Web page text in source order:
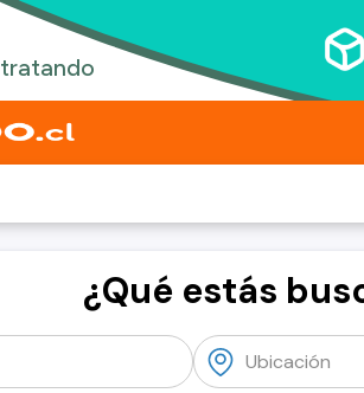
¿Qué estás